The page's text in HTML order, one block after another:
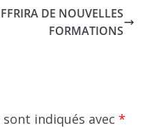
DE NOUVELLES
FORMATIONS
indiqués avec *